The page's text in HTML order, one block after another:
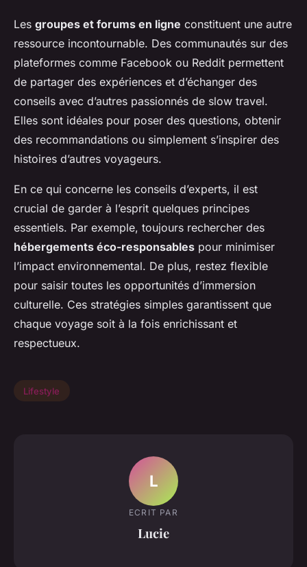
Les groupes et forums en ligne constituent une autre
ressource incontournable. Des communautés sur des
plateformes comme Facebook ou Reddit permettent
de partager des expériences et d’échanger des
conseils avec d’autres passionnés de slow travel.
Elles sont idéales pour poser des questions, obtenir
des recommandations ou simplement s’inspirer des
histoires d’autres voyageurs.
En ce qui concerne les conseils d’experts, il est
crucial de garder à l’esprit quelques principes
essentiels. Par exemple, toujours rechercher des
hébergements éco-responsables pour minimiser
l’impact environnemental. De plus, restez flexible
pour saisir toutes les opportunités d’immersion
culturelle. Ces stratégies simples garantissent que
chaque voyage soit à la fois enrichissant et
respectueux.
Lifestyle
L
ECRIT PAR
Lucie